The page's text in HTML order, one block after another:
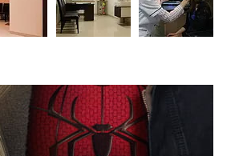
A.Kurzyna Ośrodek
Laryngologii JuniorMed
- Poradnia
Logopedyczna
ul. Wiadukt 5 lok. 8, I.p
15-327 Białystok